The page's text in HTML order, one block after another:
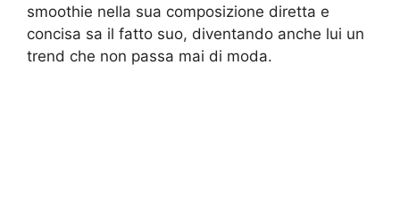
smoothie nella sua composizione diretta e
concisa sa il fatto suo, diventando anche lui un
trend che non passa mai di moda.